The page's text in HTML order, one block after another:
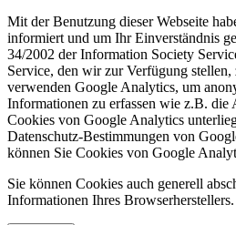
Mit der Benutzung dieser Webseite
informiert und um Ihr Einverständnis
34/2002 der Information Society
Service, den wir zur Verfügung stellen,
verwenden Google Analytics, um
Informationen zu erfassen wie z.B. die
Cookies von Google Analytics
Datenschutz-Bestimmungen von
können Sie Cookies von Google
Sie können Cookies auch generell
Informationen Ihres Browserherstellers.